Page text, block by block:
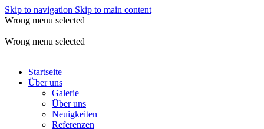
Skip to navigation Skip to main content
Wrong menu selected
Wrong menu selected
Startseite
Über uns
Galerie
Über uns
Neuigkeiten
Referenzen